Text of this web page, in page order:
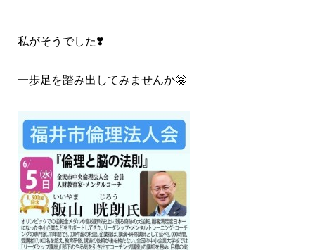
私がそうでした❣️
一歩足を踏み出してみませんか🤗